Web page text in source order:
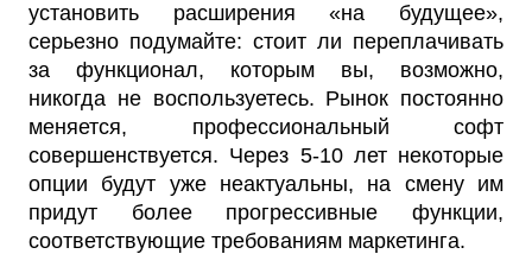
установить расширения «на будущее»,
серьезно подумайте: стоит ли переплачивать
за функционал, которым вы, возможно,
никогда не воспользуетесь. Рынок постоянно
меняется, профессиональный софт
совершенствуется. Через 5-10 лет некоторые
опции будут уже неактуальны, на смену им
придут более прогрессивные функции,
соответствующие требованиям маркетинга.